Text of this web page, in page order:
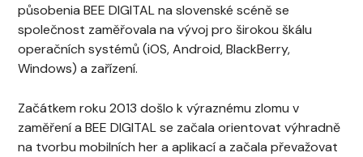
působenia BEE DIGITAL na slovenské scéně se
společnost zaměřovala na vývoj pro širokou škálu
operačních systémů (iOS, Android, BlackBerry,
Windows) a zařízení.
Začátkem roku 2013 došlo k výraznému zlomu v
zaměření a BEE DIGITAL se začala orientovat výhradně
na tvorbu mobilních her a aplikací a začala převažovat